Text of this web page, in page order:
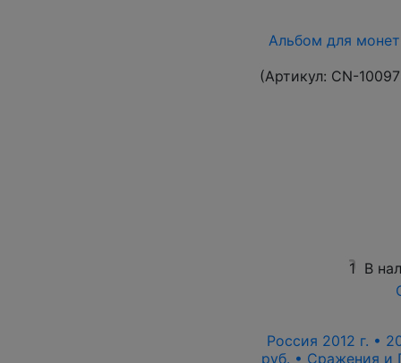
Альбом для
(Артикул: CN-
1 В
Россия 2012 г. •
руб. • Сражения и